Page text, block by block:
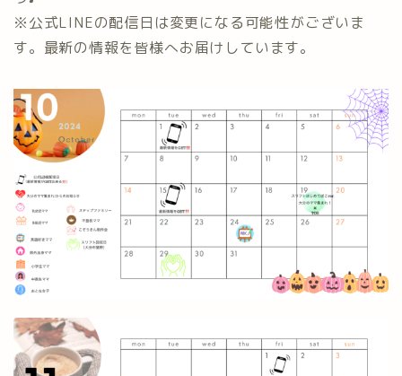
※公式LINEの配信日は変更になる可能性がございま
す。最新の情報を皆様へお届けしています。